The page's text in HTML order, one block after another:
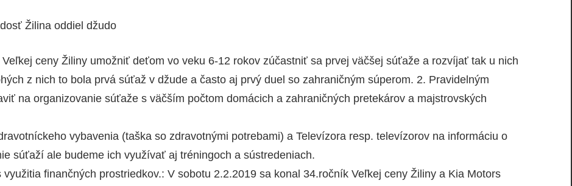
Žilina oddiel džudo
ceny Žiliny umožniť deťom vo veku 6-12 rokov zúčastniť sa prvej väčšej súťaže a rozvíjať tak u nich
z nich to bola prvá súťaž v džude a často aj prvý duel so zahraničným súperom. 2. Pravidelným
na organizovanie súťaže s väčším počtom domácich a zahraničných pretekárov a majstrovských
vybavenia (taška so zdravotnými potrebami) a Televízora resp. televízorov na informáciu o
súťaží ale budeme ich využívať aj tréningoch a sústredeniach.
finančných prostriedkov.: V sobotu 2.2.2019 sa konal 34.ročník Veľkej ceny Žiliny a Kia Motors